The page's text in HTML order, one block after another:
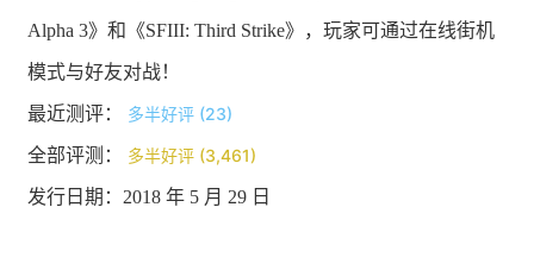
Alpha 3》和《SFIII: Third Strike》，玩家可通过在线街机
模式与好友对战！
最近测评： 多半好评 (23)
全部评测： 多半好评 (3,461)
发行日期：2018 年 5 月 29 日